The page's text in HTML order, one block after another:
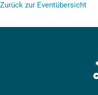
Zurück zur Eventübersicht